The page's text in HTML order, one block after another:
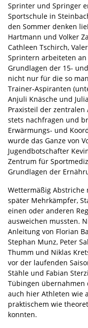
Sprinter und Springer
Sportschule in
den Sommer denken
Hartmann und Volker
Cathleen Tschirch,
Sprintern arbeiteten
Grundlagen der 15-
nicht nur für die so
Trainer-Aspiranten
Anjuli Knäsche und
Praxisteil der
stets nachfragen und
Erwärmungs- und
wurde das Ganze von
Jugendbotschafter
Zentrum für
Grundlagen der
Wettermäßig Abstriche
später Mehrkämpfer,
einen oder anderen
ausweichen mussten.
Anleitung von Florian
Stephan Munz, Peter
Thumm und Niklas
vor der laufenden
Stähle und Fabian
Tübingen übernahmen
auch hier Athleten wie
praktischem wie
konnten.